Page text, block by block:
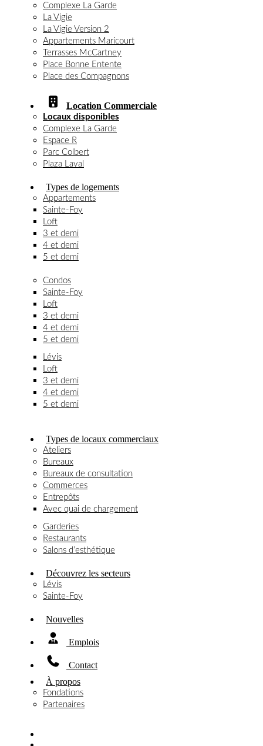
Complexe La Garde
La Vigie
La Vigie Version 2
Appartements Maricourt
Terrasses McCartney
Place Bonne Entente
Place des Compagnons
Location Commerciale
Locaux disponibles
Complexe La Garde
Espace R
Parc Colbert
Plaza Laval
Types de logements
Appartements
Sainte-Foy
Loft
3 et demi
4 et demi
5 et demi
Condos
Sainte-Foy
Loft
3 et demi
4 et demi
5 et demi
Lévis
Loft
3 et demi
4 et demi
5 et demi
Types de locaux commerciaux
Ateliers
Bureaux
Bureaux de consultation
Commerces
Entrepôts
Avec quai de chargement
Garderies
Restaurants
Salons d’esthétique
Découvrez les secteurs
Lévis
Sainte-Foy
Nouvelles
Emplois
Contact
À propos
Fondations
Partenaires